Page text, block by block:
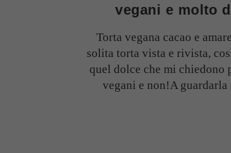
vegani e molto
Torta vegana cacao e
solita torta vista e rivista,
quel dolce che mi chiedono
vegani e non!A guardarla